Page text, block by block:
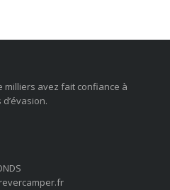
milliers avez fait confiance à